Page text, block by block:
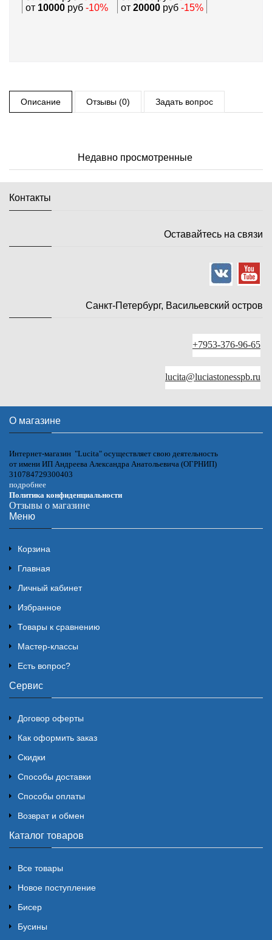
от 10000 руб -10% от 20000 руб -15%
Описание Отзывы (0) Задать вопрос
Недавно просмотренные
Контакты
Оставайтесь на связи
Санкт-Петербург, Васильевский остров
+7953-376-96-65
lucita@luciastonesspb.ru
О магазине
Интернет-магазин "Lucita" осуществляет свою деятельность
от имени ИП Андреева Александра Анатольевича (ОГРНИП)
310784729300403
подробнее
Политика конфиденциальности
Отзывы о магазине
Меню
Корзина
Главная
Личный кабинет
Избранное
Товары к сравнению
Мастер-классы
Есть вопрос?
Сервис
Договор оферты
Как оформить заказ
Скидки
Способы доставки
Способы оплаты
Возврат и обмен
Каталог товаров
Все товары
Новое поступление
Бисер
Бусины